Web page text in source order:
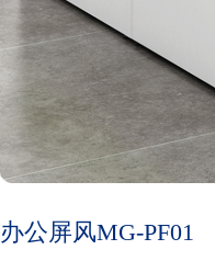
办公屏风MG-PF01